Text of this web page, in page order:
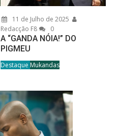
11 de Julho de 2025
Redacção F8
0
A “GANDA NÓIA!” DO
PIGMEU
Destaque Mukandas